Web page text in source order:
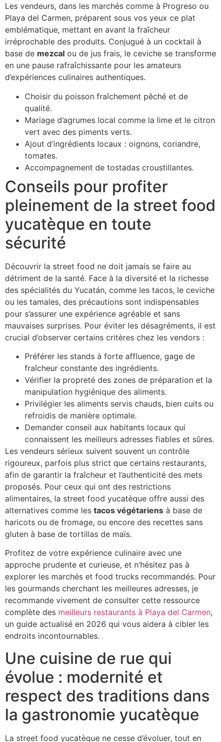
Les vendeurs, dans les marchés comme à Progreso ou
Playa del Carmen, préparent sous vos yeux ce plat
emblématique, mettant en avant la fraîcheur
irréprochable des produits. Conjugué à un cocktail à
base de mezcal ou de jus frais, le ceviche se transforme
en une pause rafraîchissante pour les amateurs
d’expériences culinaires authentiques.
Choisir du poisson fraîchement pêché et de
qualité.
Mariage d’agrumes local comme la lime et le citron
vert avec des piments verts.
Ajout d’ingrédients locaux : oignons, coriandre,
tomates.
Accompagnement de tostadas croustillantes.
Conseils pour profiter
pleinement de la street food
yucatèque en toute
sécurité
Découvrir la street food ne doit jamais se faire au
détriment de la santé. Face à la diversité et la richesse
des spécialités du Yucatán, comme les tacos, le ceviche
ou les tamales, des précautions sont indispensables
pour s’assurer une expérience agréable et sans
mauvaises surprises. Pour éviter les désagréments, il est
crucial d’observer certains critères chez les vendors :
Préférer les stands à forte affluence, gage de
fraîcheur constante des ingrédients.
Vérifier la propreté des zones de préparation et la
manipulation hygiénique des aliments.
Privilégier les aliments servis chauds, bien cuits ou
refroidis de manière optimale.
Demander conseil aux habitants locaux qui
connaissent les meilleurs adresses fiables et sûres.
Les vendeurs sérieux suivent souvent un contrôle
rigoureux, parfois plus strict que certains restaurants,
afin de garantir la fraîcheur et l’authenticité des mets
proposés. Pour ceux qui ont des restrictions
alimentaires, la street food yucatèque offre aussi des
alternatives comme les tacos végétariens à base de
haricots ou de fromage, ou encore des recettes sans
gluten à base de tortillas de maïs.
Profitez de votre expérience culinaire avec une
approche prudente et curieuse, et n’hésitez pas à
explorer les marchés et food trucks recommandés. Pour
les gourmands cherchant les meilleures adresses, je
recommande vivement de consulter cette ressource
complète des meilleurs restaurants à Playa del Carmen,
un guide actualisé en 2026 qui vous aidera à cibler les
endroits incontournables.
Une cuisine de rue qui
évolue : modernité et
respect des traditions dans
la gastronomie yucatèque
La street food yucatèque ne cesse d’évoluer, tout en